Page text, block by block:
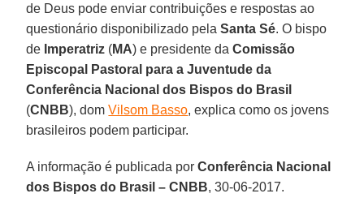
de Deus pode enviar contribuições e respostas ao
questionário disponibilizado pelaSanta Sé. O bispo
de Imperatriz (MA) e presidente daComissão
Episcopal Pastoral para a Juventude da
Conferência Nacional dos Bispos do Brasil
(CNBB), domVilsom Basso, explica como os jovens
brasileiros podem participar.
A informação é publicada porConferência Nacional
dos Bispos do Brasil – CNBB, 30-06-2017.